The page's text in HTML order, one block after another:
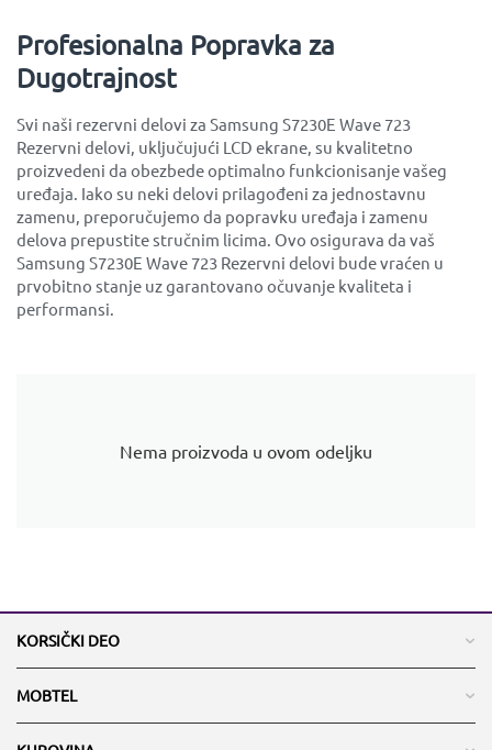
Profesionalna Popravka za
Dugotrajnost
Svi naši rezervni delovi za Samsung S7230E Wave 723
Rezervni delovi, uključujući LCD ekrane, su kvalitetno
proizvedeni da obezbede optimalno funkcionisanje vašeg
uređaja. Iako su neki delovi prilagođeni za jednostavnu
zamenu, preporučujemo da popravku uređaja i zamenu
delova prepustite stručnim licima. Ovo osigurava da vaš
Samsung S7230E Wave 723 Rezervni delovi bude vraćen u
prvobitno stanje uz garantovano očuvanje kvaliteta i
performansi.
Nema proizvoda u ovom odeljku
KORSIČKI DEO
MOBTEL